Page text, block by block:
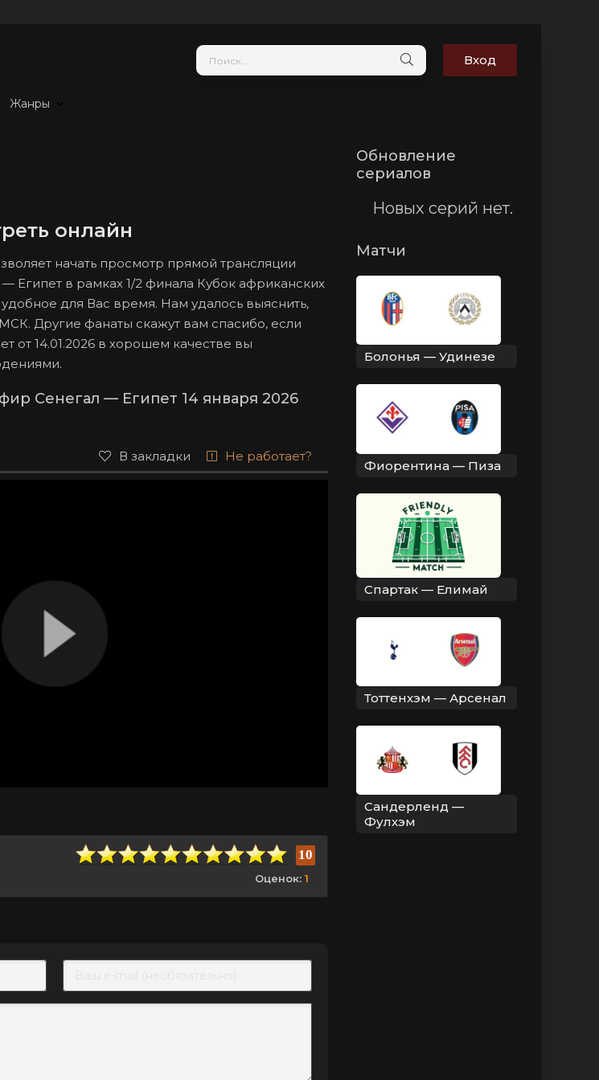
Вход
Жанры
онлайн
начать просмотр прямой трансляции
Египет в рамках 1/2 финала Кубок африканских
для Вас время. Нам удалось выяснить,
Другие фанаты скажут вам спасибо, если
от 14.01.2026 в хорошем качестве вы
Сенегал — Египет 14 января 2026
В закладки Не работает?
10
Оценок: 1
Обновление
сериалов
Новых серий нет.
Матчи
Болонья — Удинезе
Фиорентина — Пиза
Спартак — Елимай
Тоттенхэм — Арсенал
Сандерленд —
Фулхэм